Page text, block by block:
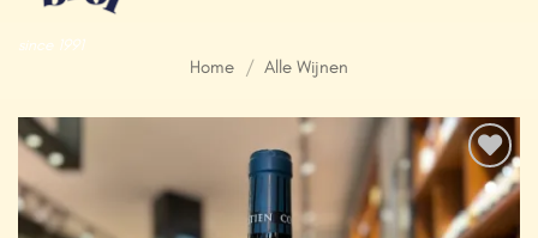
since 1991
Home / Alle Wijnen
Add to
Wishlist